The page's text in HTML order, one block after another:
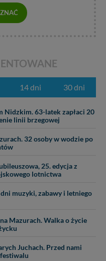
14 dni 30 dni
Nidzkim. 63-latek zapłaci 20
linii brzegowej
32 osoby w wodzie po
25. edycja z
lotnictwa
muzyki, zabawy i letniego
Mazurach. Walka o życie
Juchach. Przed nami